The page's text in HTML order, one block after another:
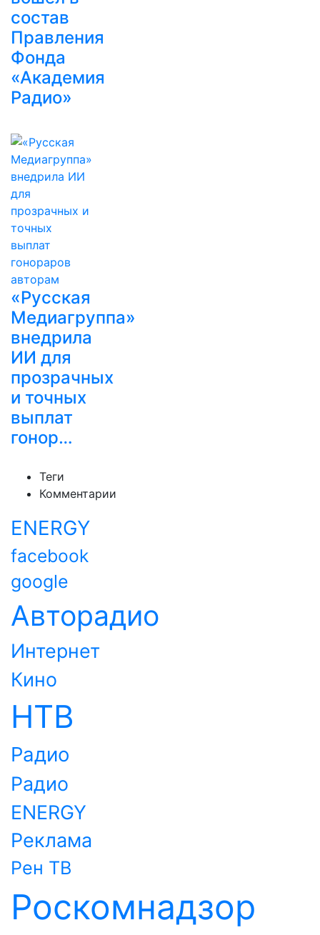
состав
Правления
Фонда
«Академия
Радио»
«Русская
Медиагруппа»
внедрила
ИИ для
прозрачных
и точных
выплат
гонор…
Теги
Комментарии
ENERGY
facebook
google
Авторадио
Интернет
Кино
НТВ
Радио
Радио
ENERGY
Реклама
Рен ТВ
Роскомнадзор